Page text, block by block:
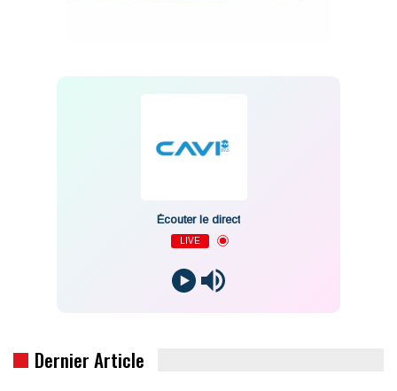
Écouter le direct
LIVE
Dernier Article